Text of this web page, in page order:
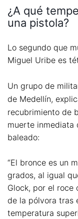
¿A qué
una pistola?
Lo segundo que
Miguel Uribe es
Un grupo de
de Medellín,
recubrimiento de
muerte inmediata
baleado:
“El bronce es un
grados, al igual
Glock, por el roce
de la pólvora tras
temperatura